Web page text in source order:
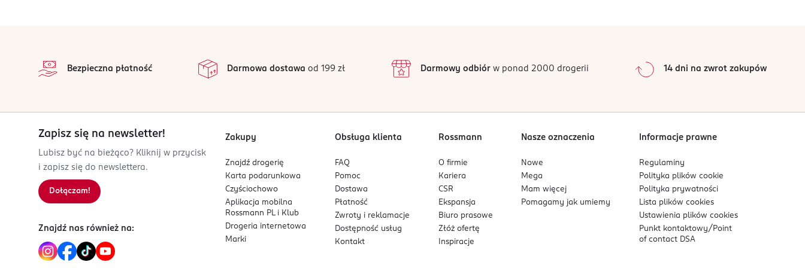
600918394
Kod EAN
2
1
0%
Sortowanie wgdata: od najnowszej
Bezpieczna płatność Darmowa dostawa od 199 zł Darmowy odbiórw ponad 2000 drogerii 14 dni na zwrot zakupów
Zapisz się na newsletter!
Lubisz być na bieżąco? Kliknij w przycisk
i zapisz się do newslettera.
Dołączam!
Znajdź nas również na:
Zakupy
Znajdź drogerię
Karta podarunkowa
Czyściochowo
Aplikacja mobilna
Rossmann PL i Klub
Drogeria internetowa
Marki
Obsługa klienta
FAQ
Pomoc
Dostawa
Płatność
Zwroty i reklamacje
Dostępność usług
Kontakt
Rossmann
O firmie
Kariera
CSR
Ekspansja
Biuro prasowe
Złóż ofertę
Inspiracje
Nasze oznaczenia
Nowe
Mega
Mam więcej
Pomagamy jak umiemy
Informacje prawne
Regulaminy
Polityka plikówcookie
Polityka prywatności
Lista plikówcookies
Ustawienia plikówcookies
Punkt kontaktowy/ Point
of contact DSA